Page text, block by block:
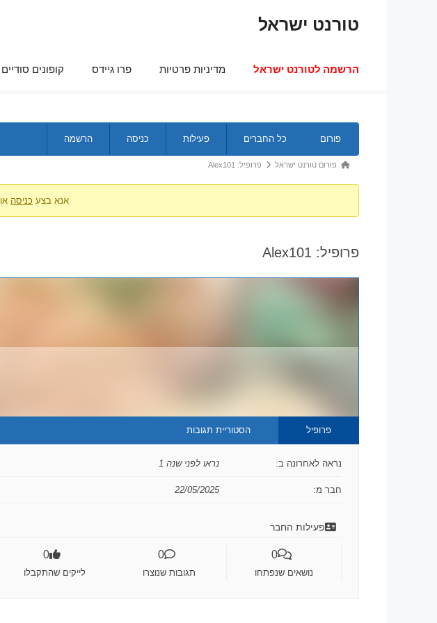
טורנט ישראל
הרשמה לטורנט ישראל מדיניות פרטיות פרו גיידס קופונים סודיים
בפורום
פורום כל החברים פעילות כניסה הרשמה
נתיב
אתה
פורום טורנט ישראל פרופיל: Alex101
אנא בצע כניסה או
פרופיל: Alex101
פרופיל הסטוריית תגובות
נראה לאחרונה ב: נראו לפני שנה 1
חבר מ: 22/05/2025
פעילות החבר
0
נושאים שנפתחו
0
תגובות שנוצרו
0
לייקים שהתקבלו